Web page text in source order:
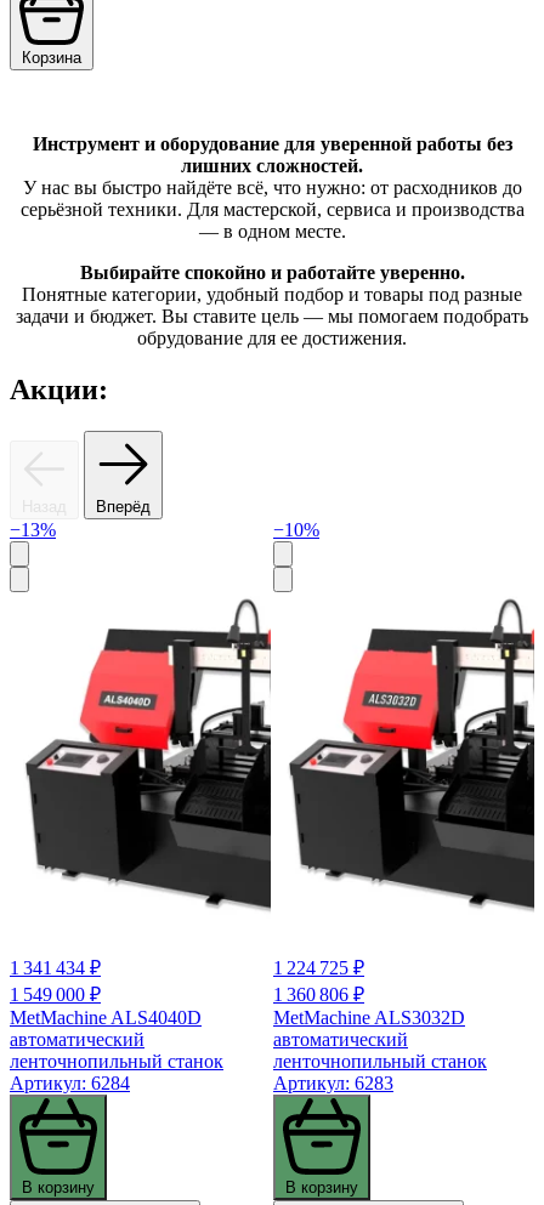
Корзина
Инструмент и оборудованиедля уверенной работы без
лишних сложностей.
У нас вы быстро найдёте всё, что нужно: от расходников до
серьёзной техники. Для мастерской, сервиса и производства
— в одном месте.
Выбирайте спокойно и работайте уверенно.
Понятные категории, удобный подбор и товары под разные
задачи и бюджет. Вы ставите цель — мы помогаем подобрать
обрудование для ее достижения.
Акции:
Назад Вперёд
−13%
1 341 434 ₽
1 549 000 ₽
MetMachine ALS4040D
автоматический
ленточнопильный станок
Артикул: 6284
В корзину
−10%
1 224 725 ₽
1 360 806 ₽
MetMachine ALS3032D
автоматический
ленточнопильный станок
Артикул: 6283
В корзину